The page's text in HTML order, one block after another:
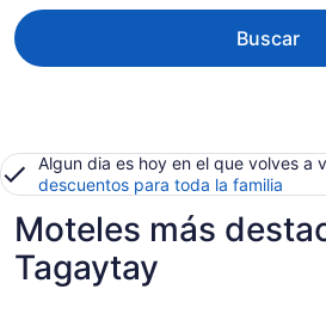
Buscar
Algun dia es hoy en el que volves a
descuentos para toda la familia
Moteles más
Tagaytay